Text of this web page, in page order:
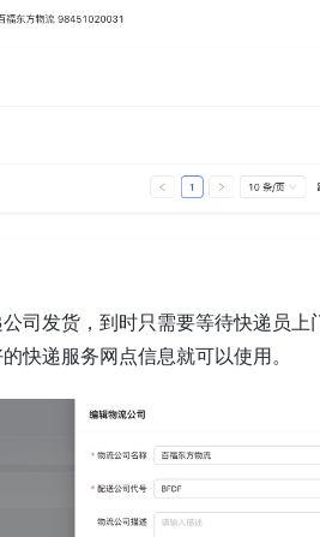
司发货，到时只需要等待快递员上
快递服务网点信息就可以使用。